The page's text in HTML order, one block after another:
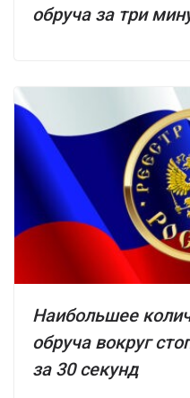
обруча за три
Наибольшее
обруча вокруг
за 30 секунд